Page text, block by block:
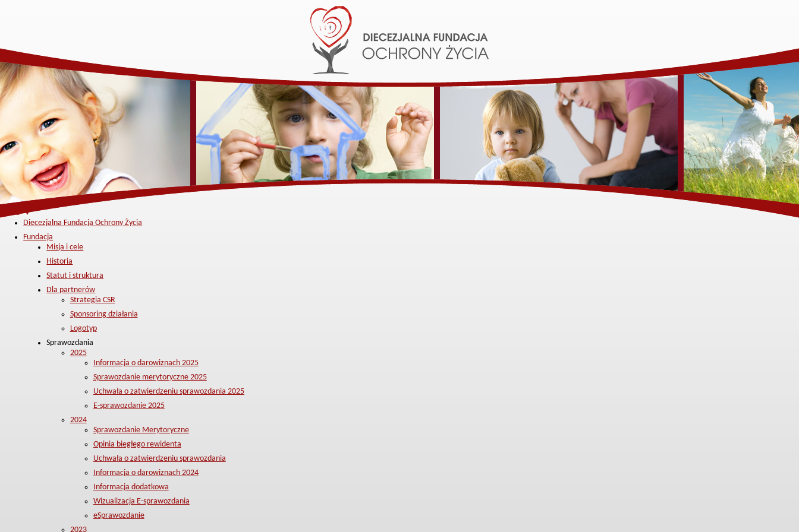
Menu ▼
Diecezjalna Fundacja Ochrony Życia
Fundacja
Misja i cele
Historia
Statut i struktura
Dla partnerów
Strategia CSR
Sponsoring działania
Logotyp
Sprawozdania
2025
Informacja o darowiznach 2025
Sprawozdanie merytoryczne 2025
Uchwała o zatwierdzeniu sprawozdania 2025
E-sprawozdanie 2025
2024
Sprawozdanie Merytoryczne
Opinia biegłego rewidenta
Uchwała o zatwierdzeniu sprawozdania
Informacja o darowiznach 2024
Informacja dodatkowa
Wizualizacja E-sprawozdania
eSprawozdanie
2023